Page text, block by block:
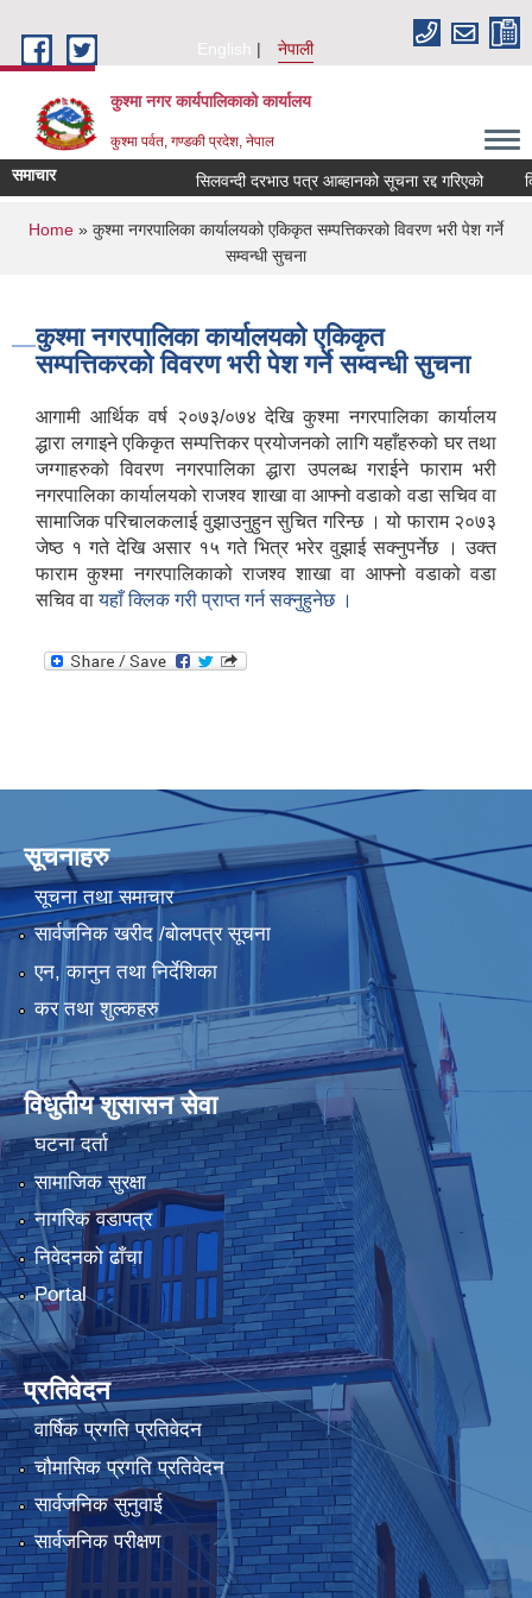
English
नेपाली
कुश्मा नगर कार्यपालिकाको कार्यालय
कुश्मा पर्वत, गण्डकी प्रदेश, नेपाल
समाचार सिलवन्दी दरभाउ पत्र आब्हानको सूचना रद्द गरिएको
You are here
Home » कुश्मा नगरपालिका कार्यालयको एकिकृत सम्पत्तिकरको विवरण भरी पेश गर्ने
सम्वन्धी सुचना
कुश्मा नगरपालिका कार्यालयको एकिकृत
सम्पत्तिकरको विवरण भरी पेश गर्ने सम्वन्धी सुचना
आगामी आर्थिक वर्ष २०७३/०७४ देखि कुश्मा नगरपालिका कार्यालय
द्धारा लगाइने एकिकृत सम्पत्तिकर प्रयोजनको लागि यहाँहरुको घर तथा
जग्गाहरुको विवरण नगरपालिका द्धारा उपलब्ध गराईने फाराम भरी
नगरपालिका कार्यालयको राजश्व शाखा वा आफ्नो वडाको वडा सचिव वा
सामाजिक परिचालकलाई वुझाउनुहुन सुचित गरिन्छ । यो फाराम २०७३
जेष्ठ १ गते देखि असार १५ गते भित्र भरेर वुझाई सक्नुपर्नेछ । उक्त
फाराम कुश्मा नगरपालिकाको राजश्व शाखा वा आफ्नो वडाको वडा
सचिव वायहाँ क्लिक गरी प्राप्त गर्न सक्नुहुनेछ ।
सूचनाहरु
सूचना तथा समाचार
सार्वजनिक खरीद /बोलपत्र सूचना
एन, कानुन तथा निर्देशिका
कर तथा शुल्कहरु
विधुतीय शुसासन सेवा
घटना दर्ता
सामाजिक सुरक्षा
नागरिक वडापत्र
निवेदनको ढाँचा
Portal
प्रतिवेदन
वार्षिक प्रगति प्रतिवेदन
चौमासिक प्रगति प्रतिवेदन
सार्वजनिक सुनुवाई
सार्वजनिक परीक्षण